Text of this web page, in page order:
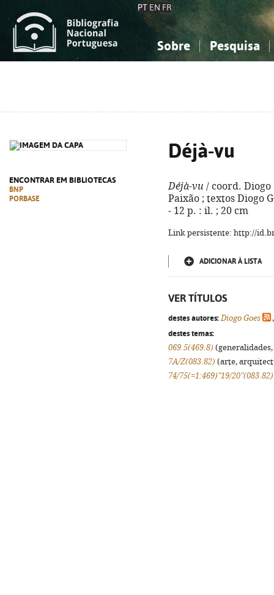
PT EN FR
Sobre Pesquisa
ENCONTRAR EM BIBLIOTECAS
BNP
PORBASE
Déjà-vu
Déjà-vu / coord. Diogo
Paixão ; textos Diogo
- 12 p. : il. ; 20 cm
Link persistente: http://
ADICIONAR À LISTA
VER TÍTULOS
destes autores: Diogo Goes
destes temas:
069.5(469.8)
7A/Z(083.82) (arte,
74/75(=1:469)"19/20"(083.82)